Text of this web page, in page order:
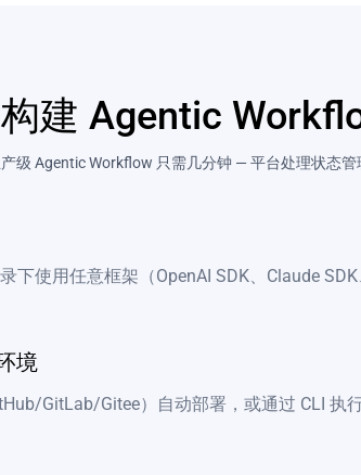
建 Agentic
级 Agentic Workflow 只需几分钟 — 平台处理状态管
下使用任意框架（OpenAI SDK、Claude
境
GitLab/Gitee）自动部署，或通过 CLI 执